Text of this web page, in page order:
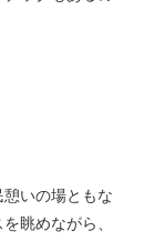
いの場ともな
眺めながら、